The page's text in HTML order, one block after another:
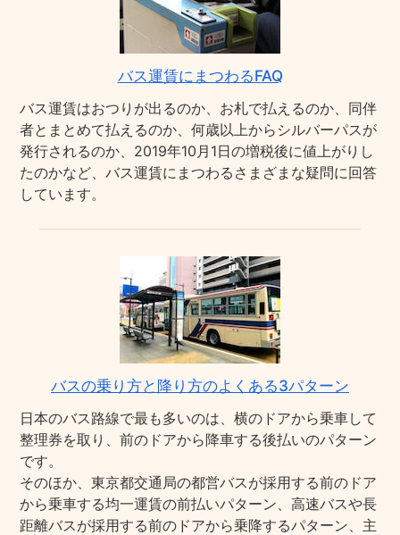
バス運賃にまつわるFAQ
バス運賃はおつりが出るのか、お札で払えるのか、同伴
者とまとめて払えるのか、何歳以上からシルバーパスが
発行されるのか、2019年10月1日の増税後に値上がりし
たのかなど、バス運賃にまつわるさまざまな疑問に回答
しています。
バスの乗り方と降り方のよくある3パターン
日本のバス路線で最も多いのは、横のドアから乗車して
整理券を取り、前のドアから降車する後払いのパターン
です。
そのほか、東京都交通局の都営バスが採用する前のドア
から乗車する均一運賃の前払いパターン、高速バスや長
距離バスが採用する前のドアから乗降するパターン、主